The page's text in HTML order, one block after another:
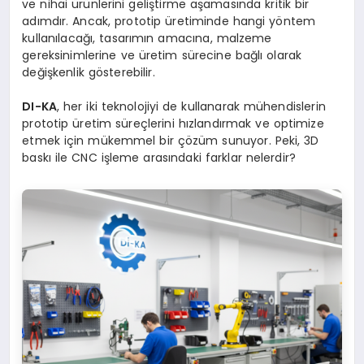
ve nihai ürünlerini geliştirme aşamasında kritik bir
adımdır. Ancak, prototip üretiminde hangi yöntem
kullanılacağı, tasarımın amacına, malzeme
gereksinimlerine ve üretim sürecine bağlı olarak
değişkenlik gösterebilir.
DI-KA, her iki teknolojiyi de kullanarak mühendislerin
prototip üretim süreçlerini hızlandırmak ve optimize
etmek için mükemmel bir çözüm sunuyor. Peki, 3D
baskı ile CNC işleme arasındaki farklar nelerdir?